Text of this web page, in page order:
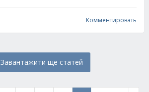
Комментировать
Завантажити ще статей